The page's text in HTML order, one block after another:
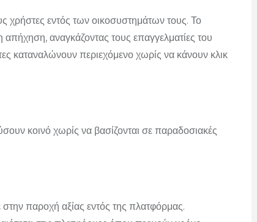
χρήστες εντός των οικοσυστημάτων τους. Το
αναγκάζοντας τους επαγγελματίες του
καταναλώνουν περιεχόμενο χωρίς να κάνουν κλικ
κοινό χωρίς να βασίζονται σε παραδοσιακές
στην παροχή αξίας εντός της πλατφόρμας.